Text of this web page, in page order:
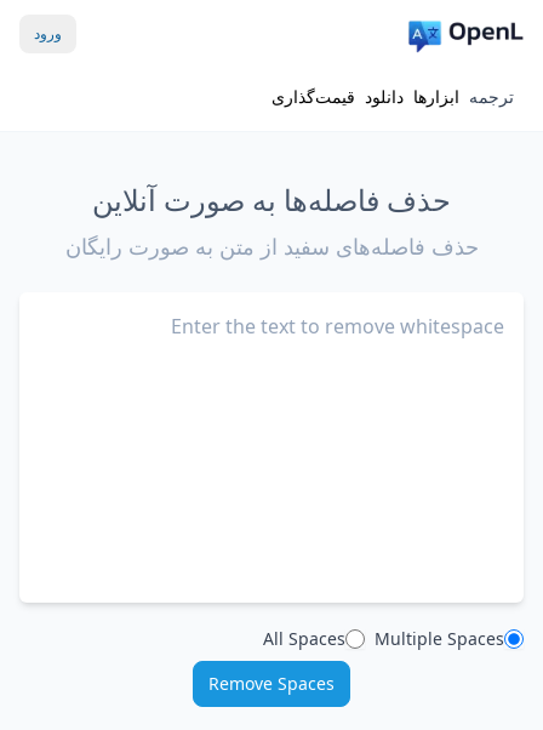
ورود
ترجمه ابزارها دانلود قیمت‌گذاری
حذف فاصله‌ها به صورت آنلاین
حذف فاصله‌های سفید از متن به صورت رایگان
Multiple Spaces
All Spaces
Remove Spaces